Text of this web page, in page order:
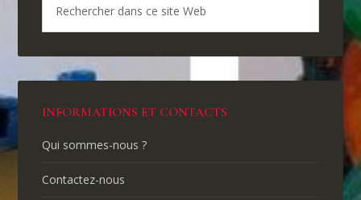
INFORMATIONS ET CONTACTS
Qui sommes-nous ?
Contactez-nous